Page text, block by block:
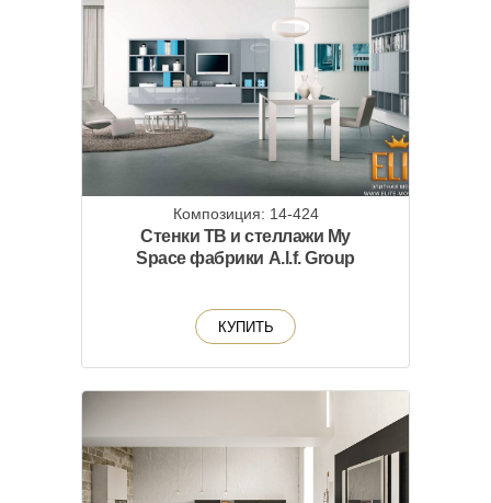
Композиция: 14-424
Стенки ТВ и стеллажи My
Space фабрики A.l.f. Group
КУПИТЬ